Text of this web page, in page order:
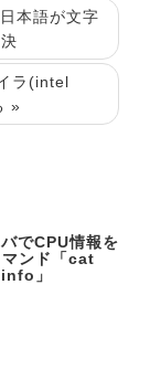
本語が文字
ラ(intel
»
でCPU情報を
ンド「cat
」